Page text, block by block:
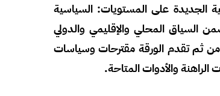
الجديدة على المستويات: السياسية
السياق المحلي والإقليمي والدولي
ثم تقدم الورقة مقترحات وسياسات
والأدوات المتاحة.